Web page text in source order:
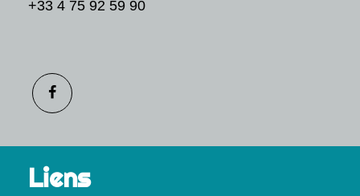
+33 4 75 92 59 90
Liens